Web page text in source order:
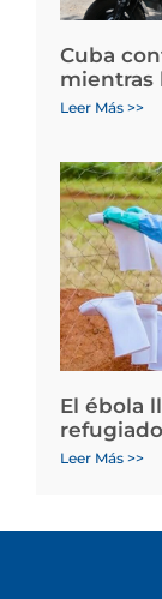
Cuba
mientras
Leer Más >>
El ébola
Leer Más >>